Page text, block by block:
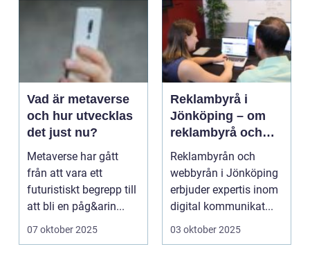
Vad är metaverse
och hur utvecklas
det just nu?
Metaverse har gått
från att vara ett
futuristiskt begrepp till
att bli en påg&arin...
07 oktober 2025
Reklambyrå i
Jönköping – om
reklambyrå och
webbyrå i
Jönköping
Reklambyrån och
webbyrån i Jönköping
erbjuder expertis inom
digital kommunikat...
03 oktober 2025